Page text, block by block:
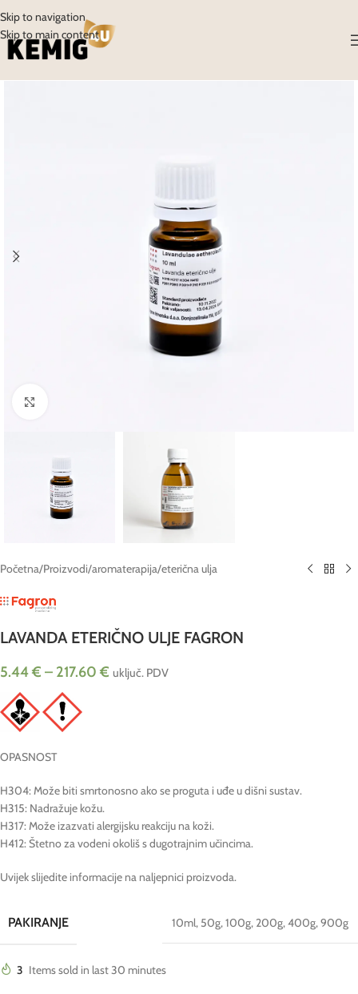
Skip to navigation
Skip to main content
Početna/Proizvodi/aromaterapija/eterična ulja
LAVANDA ETERIČNO ULJE FAGRON
5.44€ – 217.60 € uključ. PDV
OPASNOST
H304: Može biti smrtonosno ako se proguta i uđe u dišni sustav.
H315: Nadražuje kožu.
H317: Može izazvati alergijsku reakciju na koži.
H412: Štetno za vodeni okoliš s dugotrajnim učincima.
Uvijek slijedite informacije na naljepnici proizvoda.
PAKIRANJE 10ml, 50g,100g, 200g,400g,900g
3 Items sold in last 30 minutes